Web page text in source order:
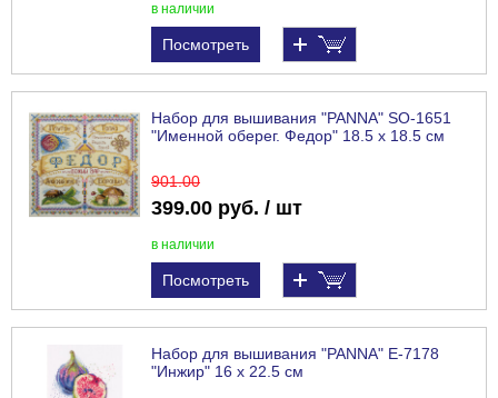
в наличии
Посмотреть
Набор для вышивания "PANNA" SO-1651
"Именной оберег. Федор" 18.5 х 18.5 см
901.00
399.00 руб. / шт
в наличии
Посмотреть
Набор для вышивания "PANNA" E-7178
"Инжир" 16 х 22.5 см